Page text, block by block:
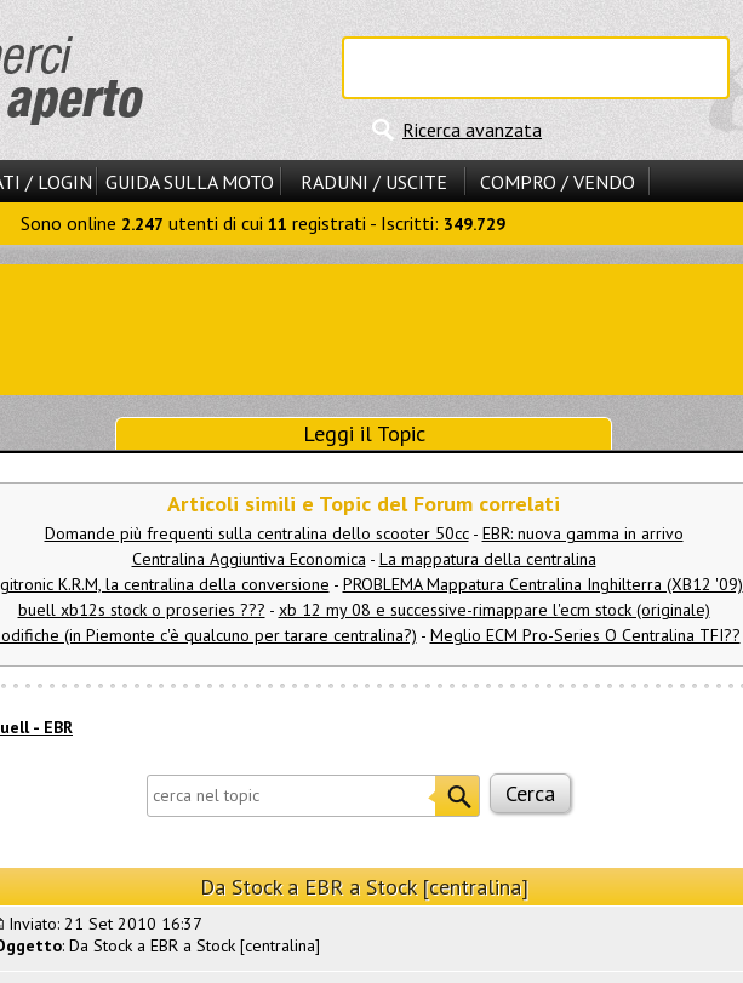
Ricerca avanzata
/ LOGIN GUIDA SULLA MOTO RADUNI / USCITE
COMPRO / VENDO
Sono online 2.247 utenti di cui 11 registrati - Iscritti: 349.729
Leggi il Topic
Articoli simili e Topic del Forum correlati
Domande più frequenti sulla centralina dello scooter 50cc- EBR: nuova gamma in arrivo
Centralina Aggiuntiva Economica - La mappatura della centralina
K.R.M, la centralina della conversione - PROBLEMA Mappatura Centralina Inghilterra (XB12 '09)
buell xb12s stock o proseries ??? - xb 12 my 08 e successive-rimappare l'ecm stock (originale)
(in Piemonte c'è qualcuno per tarare centralina?) - Meglio ECM Pro-Series O Centralina TFI??
- EBR
Da Stock a EBR a Stock [centralina]
Inviato: 21 Set 2010 16:37
: Da Stock a EBR a Stock [centralina]